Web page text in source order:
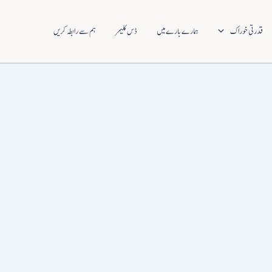
قدرتی خوراک ہمارے بارے میں ڈس کلیمر ہم سے رابطہ کریں